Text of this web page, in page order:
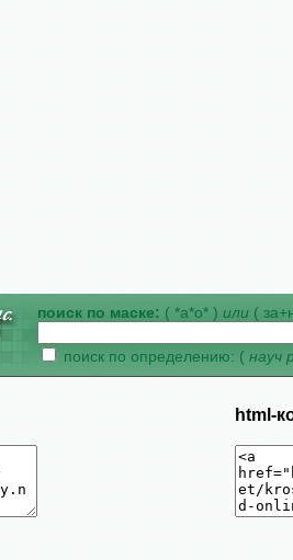
поиск по маске: ( *а*о* ) или (
поиск по определению: ( науч
html-